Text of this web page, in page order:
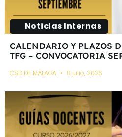
Noticias Internas
CALENDARIO Y PLAZOS
TFG – CONVOCATORIA
CSD DE MÁLAGA 8 julio, 2026